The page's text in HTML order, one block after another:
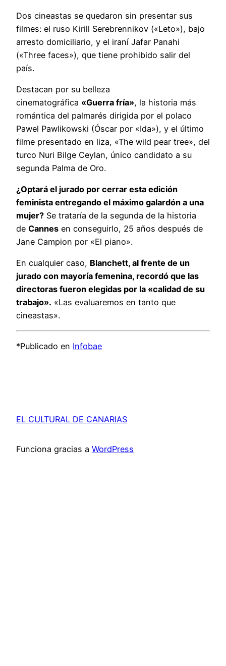
Dos cineastas se quedaron sin presentar sus
filmes: el ruso Kirill Serebrennikov («Leto»), bajo
arresto domiciliario, y el iraní Jafar Panahi
(«Three faces»), que tiene prohibido salir del
país.
Destacan por su belleza
cinematográfica «Guerra fría», la historia más
romántica del palmarés dirigida por el polaco
Pawel Pawlikowski (Óscar por «Ida»), y el último
filme presentado en liza, «The wild pear tree», del
turco Nuri Bilge Ceylan, único candidato a su
segunda Palma de Oro.
¿Optará el jurado por cerrar esta edición
feminista entregando el máximo galardón a una
mujer? Se trataría de la segunda de la historia
de Cannes en conseguirlo, 25 años después de
Jane Campion por «El piano».
En cualquier caso, Blanchett, al frente de un
jurado con mayoría femenina, recordó que las
directoras fueron elegidas por la «calidad de su
trabajo». «Las evaluaremos en tanto que
cineastas».
*Publicado en Infobae
EL CULTURAL DE CANARIAS
Funciona gracias a WordPress